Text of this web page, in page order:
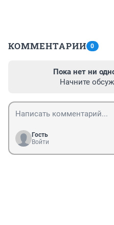
КОММЕНТАРИИ 0
Пока нет ни
Начните
Гость
Войти